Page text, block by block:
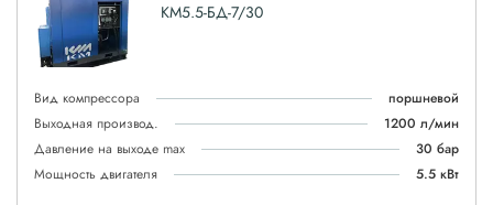
КМ5.5-БД-7/30
Вид компрессора
поршневой
Выходная производ.
1200 л/мин
Давление на выходе max
30 бар
Мощность двигателя
5.5 кВт